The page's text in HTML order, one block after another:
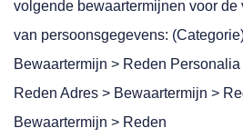
volgende bewaartermijnen voor
van persoonsgegevens:
Bewaartermijn > Reden
Reden Adres > Bewaartermijn >
Bewaartermijn > Reden